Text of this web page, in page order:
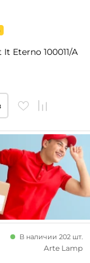
Eterno 100011/A
В наличии 202 шт.
Arte Lamp